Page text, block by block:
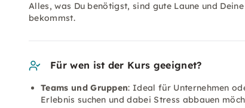
Alles, was Du benötigst, sind gute Laune und
bekommst.
Für wen ist der Kurs geeignet?
Teams und Gruppen: Ideal für Unternehmen
Erlebnis suchen und dabei Stress abbauen